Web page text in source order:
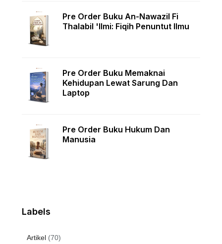
Pre Order Buku An-Nawazil Fi
Thalabil 'Ilmi: Fiqih Penuntut Ilmu
Pre Order Buku Memaknai
Kehidupan Lewat Sarung Dan
Laptop
Pre Order Buku Hukum Dan
Manusia
Labels
Artikel (70)